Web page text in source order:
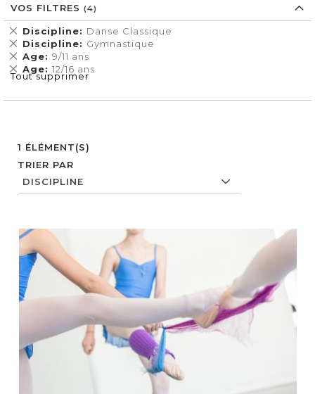
1 ÉLÉMENT(S)
TRIER PAR
VOS FILTRES
Discipline Danse Classique
Supprimer
cet
Élément
Discipline Gymnastique
Supprimer
cet
Élément
Age 9/11 ans
Supprimer
cet
Élément
Age 12/16 ans
Supprimer
cet
Tout supprimer